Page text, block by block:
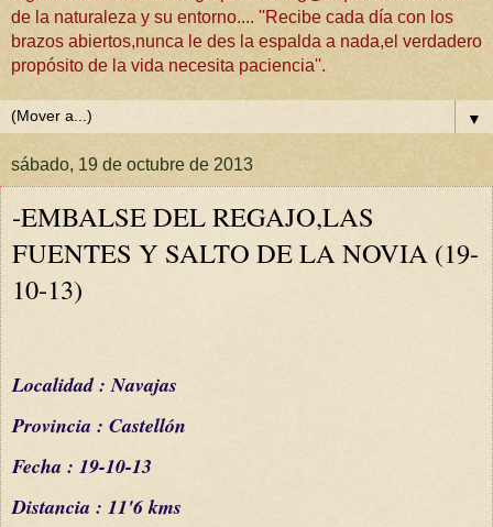
de la naturaleza y su entorno.... ''Recibe cada día con los
brazos abiertos,nunca le des la espalda a nada,el verdadero
propósito de la vida necesita paciencia''.
▼
sábado, 19 de octubre de 2013
-EMBALSE DEL REGAJO,LAS
FUENTES Y SALTO DE LA NOVIA (19-
10-13)
Localidad : Navajas
Provincia : Castellón
Fecha : 19-10-13
Distancia : 11'6 kms